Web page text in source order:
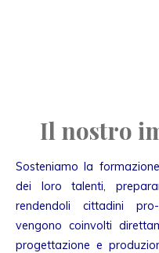
Il nostro
Sosteniamo la
dei loro talenti,
rendendoli cittadini
vengono coinvolti
progettazione e